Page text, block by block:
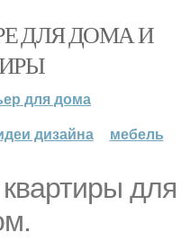
ДЛЯ ДОМА И
для дома
дизайна мебель
для